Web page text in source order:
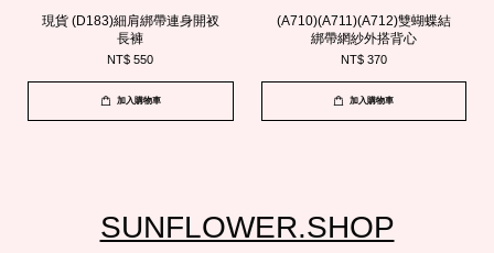
現貨 (D183)細肩綁帶連身開衩
長褲
NT$ 550
加入購物車
(A710)(A711)(A712)雙蝴蝶結
綁帶網紗外搭背心
NT$ 370
加入購物車
SUNFLOWER.SHOP